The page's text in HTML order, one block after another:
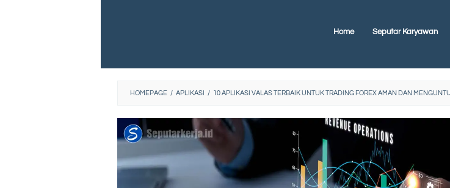
Home Seputar Karyawan
HOMEPAGE / APLIKASI / 10 APLIKASI VALAS TERBAIK UNTUK TRADING FOREX AMAN DAN